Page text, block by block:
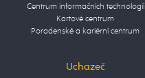
Centrum informačních technologií
Kartové centrum
Poradenské a kariérní centrum
Uchazeč